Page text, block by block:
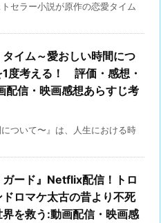
セラー小説が原作の恋愛タイム
タイム～愛おしい時間につ
1度考える！ 評価・感想・
配信・映画感想あらすじ考
ついて〜』は、人生における時
ガード』Netflix配信！トロ
ロマケ太古の昔より不死
を救う:動画配信・映画感